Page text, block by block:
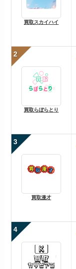
買取スカイハイ
2
買取らぼらとり
3
買取漫才
4